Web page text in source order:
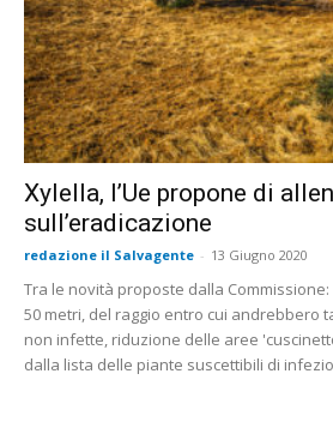
Xylella, l’Ue propone di
sull’eradicazione
redazione il Salvagente - 13 Giugno 2020
Tra le novità proposte dalla
50 metri, del raggio entro cui andrebbero
non infette, riduzione delle aree
dalla lista delle piante suscettibili di